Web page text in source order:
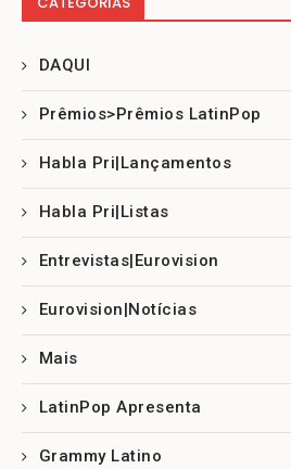
DAQUI
Prêmios>Prêmios LatinPop
Habla Pri|Lançamentos
Habla Pri|Listas
Entrevistas|Eurovision
Eurovision|Notícias
Mais
LatinPop Apresenta
Grammy Latino